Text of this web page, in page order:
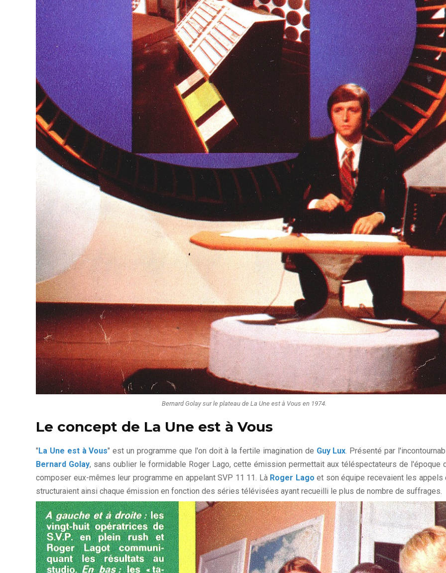
Bernard Golay sur le plateau de La Une est à Vous en 1974.
Le concept de La Une est à Vous
"La Une est à Vous" est un programme que l'on doit à la fertile imagination de Guy Lux. Présenté par
Bernard Golay, sans oublier le formidable Roger Lago, cette émission permettait aux téléspectateurs de l'époque
composer eux-mêmes leur programme en appelant SVP 11 11. Là Roger Lago et son équipe recevaient les appels
structuraient ainsi chaque émission en fonction des séries télévisées ayant recueilli le plus de nombre de suffrages.